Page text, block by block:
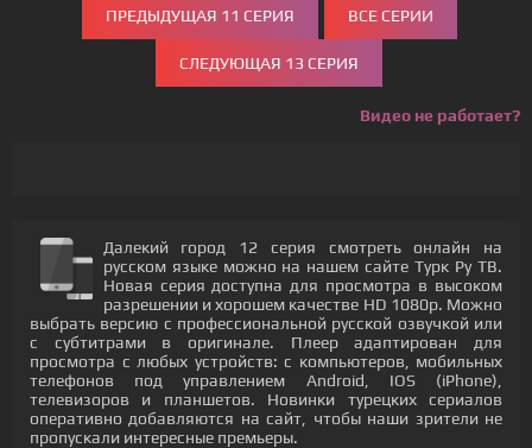
ПРЕДЫДУЩАЯ 11 СЕРИЯ ВСЕ СЕРИИ
СЛЕДУЮЩАЯ 13 СЕРИЯ
Видео не работает?
Далекий город 12 серия смотреть онлайн на
русском языке можно на нашем сайте Турк Ру ТВ.
Новая серия доступна для просмотра в высоком
разрешении и хорошем качестве HD 1080p. Можно
выбрать версию с профессиональной русской озвучкой или
с субтитрами в оригинале. Плеер адаптирован для
просмотра с любых устройств: с компьютеров, мобильных
телефонов под управлением Android, IOS (iPhone),
телевизоров и планшетов. Новинки турецких сериалов
оперативно добавляются на сайт, чтобы наши зрители не
пропускали интересные премьеры.